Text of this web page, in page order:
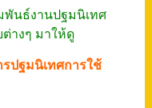
นธ์งานปฐมนิเทศ
างๆ มาให้ดู
ปฐมนิเทศการใช้